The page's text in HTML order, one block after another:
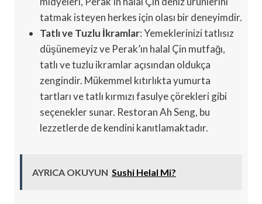
tatmak isteyen herkes için olası bir deneyimdir.
Tatlı ve Tuzlu İkramlar: Yemeklerinizi tatlısız
düşünemeyiz ve Perak’ın halal Çin mutfağı,
tatlı ve tuzlu ikramlar açısından oldukça
zengindir. Mükemmel kıtırlıkta yumurta
tartları ve tatlı kırmızı fasulye çörekleri gibi
seçenekler sunar. Restoran Ah Seng, bu
lezzetlerde de kendini kanıtlamaktadır.
AYRICA OKUYUN Sushi Helal Mi?